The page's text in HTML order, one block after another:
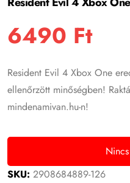
6490 Ft
Resident Evil 4 Xbox One
ellenőrzött minőségben!
mindenamivan.hu-n!
SKU:2908684889-126